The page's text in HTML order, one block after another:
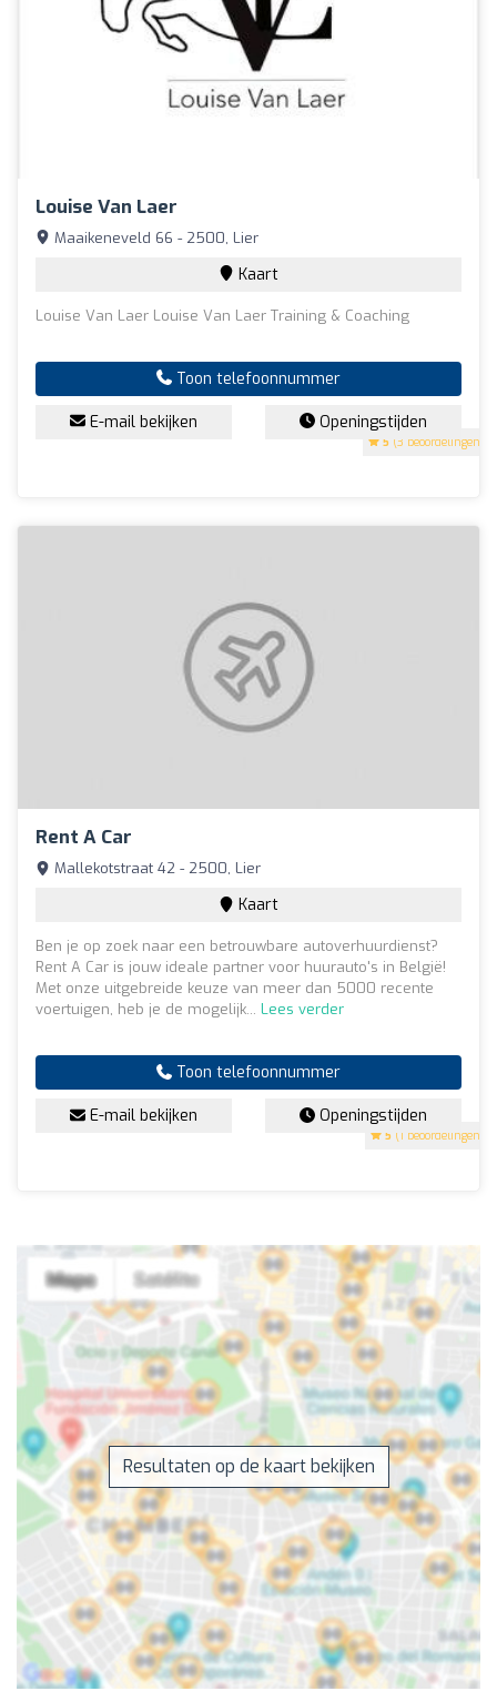
Louise Van Laer
5 (3 beoordelingen)
Maaikeneveld 66 - 2500, Lier
Kaart
Louise Van Laer Louise Van Laer Training & Coaching
Toon telefoonnummer
E-mail bekijken Openingstijden
Rent A Car
5 (1 beoordelingen)
Mallekotstraat 42 - 2500, Lier
Kaart
Ben je op zoek naar een betrouwbare autoverhuurdienst?
Rent A Car is jouw ideale partner voor huurauto's in België!
Met onze uitgebreide keuze van meer dan 5000 recente
voertuigen, heb je de mogelijk... Lees verder
Toon telefoonnummer
E-mail bekijken Openingstijden
Resultaten op de kaart bekijken